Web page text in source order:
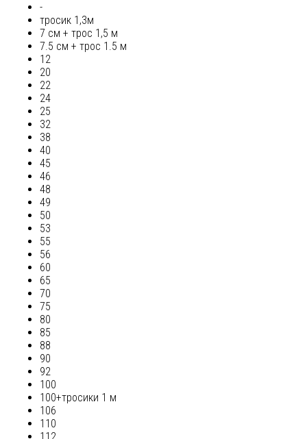
-
тросик 1,3м
7 см + трос 1,5 м
7.5 см + трос 1.5 м
12
20
22
24
25
32
38
40
45
46
48
49
50
53
55
56
60
65
70
75
80
85
88
90
92
100
100+тросики 1 м
106
110